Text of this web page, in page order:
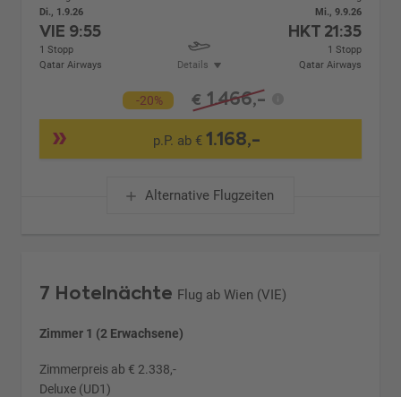
Di., 1.9.26
VIE 9:55
1 Stopp
Qatar Airways
Details
Mi., 9.9.26
HKT 21:35
1 Stopp
Qatar Airways
-20% € 1.466,-
p.P. ab €1.168,-
Alternative Flugzeiten
7 Hotelnächte Flug ab Wien (VIE)
Zimmer 1 (2 Erwachsene)
Zimmerpreis ab € 2.338,-
Deluxe (UD1)